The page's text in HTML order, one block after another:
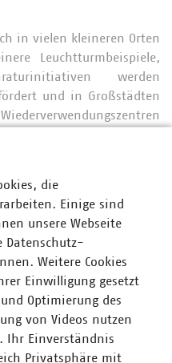
in vielen kleineren Orten
Leuchtturmbeispiele,
werden
und in Großstädten
dem europäischen
ein solches Recht auf
geregelt wird.
und Recycling aller
Kernforderungen des
Denn unsere
die
Einige sind
unsere Webseite
Datenschutz-
Weitere Cookies
Einwilligung gesetzt
Optimierung des
von Videos nutzen
Ihr Einverständnis
Privatsphäre mit